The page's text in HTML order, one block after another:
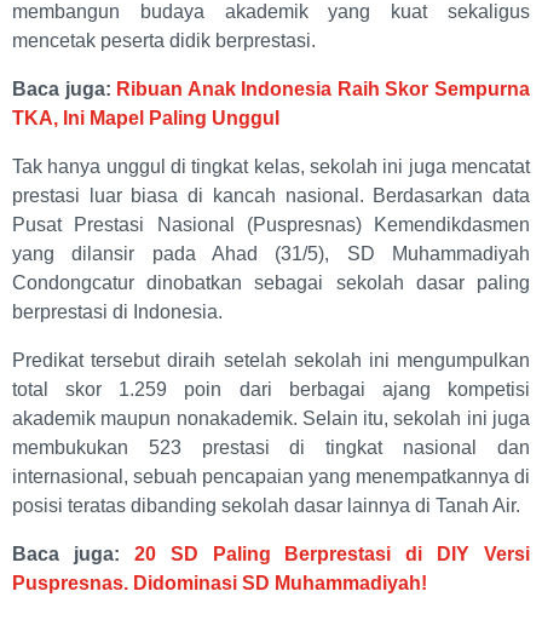
membangun budaya akademik yang kuat sekaligus
mencetak peserta didik berprestasi.
Baca juga: Ribuan Anak Indonesia Raih Skor Sempurna
TKA, Ini Mapel Paling Unggul
Tak hanya unggul di tingkat kelas, sekolah ini juga mencatat
prestasi luar biasa di kancah nasional. Berdasarkan data
Pusat Prestasi Nasional (Puspresnas) Kemendikdasmen
yang dilansir pada Ahad (31/5), SD Muhammadiyah
Condongcatur dinobatkan sebagai sekolah dasar paling
berprestasi di Indonesia.
Predikat tersebut diraih setelah sekolah ini mengumpulkan
total skor 1.259 poin dari berbagai ajang kompetisi
akademik maupun nonakademik. Selain itu, sekolah ini juga
membukukan 523 prestasi di tingkat nasional dan
internasional, sebuah pencapaian yang menempatkannya di
posisi teratas dibanding sekolah dasar lainnya di Tanah Air.
Baca juga: 20 SD Paling Berprestasi di DIY Versi
Puspresnas. Didominasi SD Muhammadiyah!